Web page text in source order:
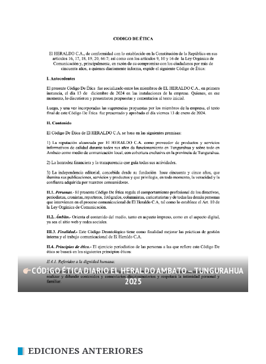
CÓDIGO ÉTICA DIARIO EL HERALDO AMBATO – TUNGURAHUA
2025
EDICIONES ANTERIORES